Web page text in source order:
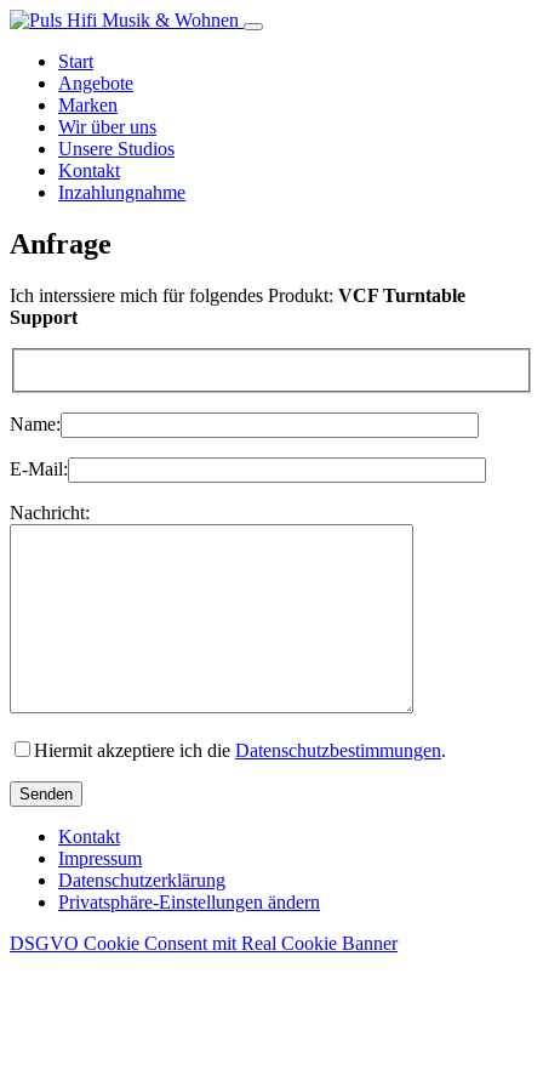
Start
Angebote
Marken
Wir über uns
Unsere Studios
Kontakt
Inzahlungnahme
Anfrage
Ich interssiere mich für folgendes Produkt: VCF Turntable
Support
Name:
E-Mail:
Nachricht:
Hiermit akzeptiere ich die Datenschutzbestimmungen.
Senden
Kontakt
Impressum
Datenschutzerklärung
Privatsphäre-Einstellungen ändern
DSGVO Cookie Consent mit Real Cookie Banner